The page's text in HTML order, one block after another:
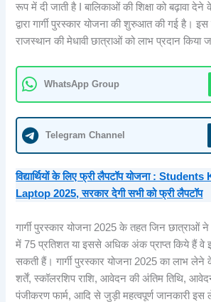
रूप में दी जाती है I बालिकाओं की शिक्षा को बढ़ावा
द्वारा गार्गी पुरस्कार योजना की शुरुआत की गई है।
राजस्थान की मेधावी छात्राओं को लाभ प्रदान किया
WhatsApp Group
Telegram Channel
विद्यार्थियों के लिए फ्री लैपटॉप योजना :
Laptop 2025, सरकार देगी सभी को फ्री लैपटॉप
गार्गी पुरस्कार योजना 2025 के तहत जिन छात्राओं ने
में 75 प्रतिशत या इससे अधिक अंक प्राप्त किये हैं वे
सकती हैं। गार्गी पुरस्कार योजना 2025 का लाभ लेने
शर्तें, स्कॉलरशिप राशि, आवेदन की अंतिम तिथि,
पंजीकरण फार्म, आदि से जुड़ी महत्वपूर्ण जानकारी